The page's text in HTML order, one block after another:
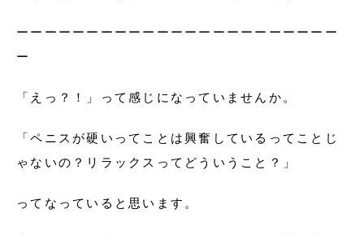
ーーーーーーーーーーーーーーーーーーーーーーー
ー
「えっ？！」って感じになっていませんか。
「ペニスが硬いってことは興奮しているってことじ
ゃないの？リラックスってどういうこと？」
ってなっていると思います。